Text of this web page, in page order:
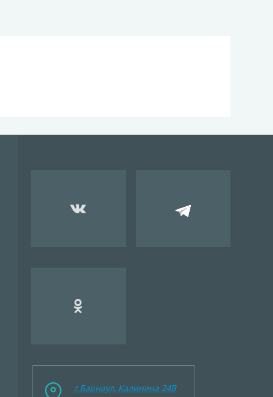
г.Барнаул, Калинина 24B